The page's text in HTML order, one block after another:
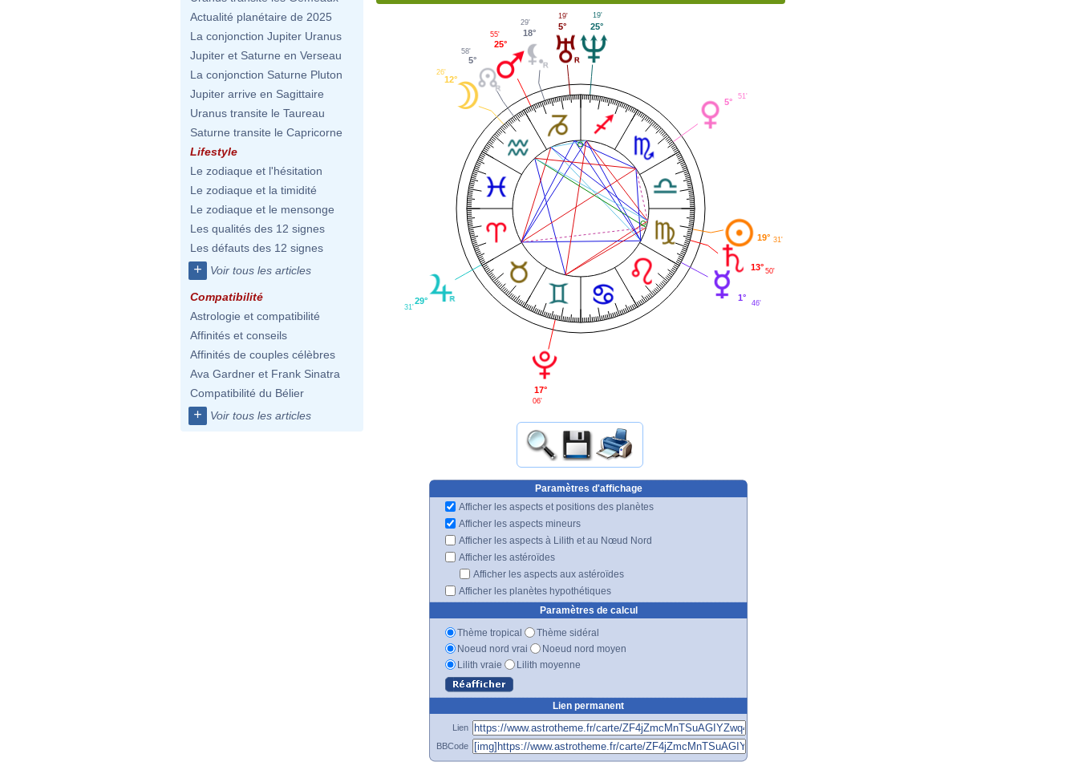
Actualité planétaire de 2025
La conjonction Jupiter Uranus
Jupiter et Saturne en Verseau
La conjonction Saturne Pluton
Jupiter arrive en Sagittaire
Uranus transite le Taureau
Saturne transite le Capricorne
Lifestyle
Le zodiaque et l'hésitation
Le zodiaque et la timidité
Le zodiaque et le mensonge
Les qualités des 12 signes
Les défauts des 12 signes
+ Voir tous les articles
Compatibilité
Astrologie et compatibilité
Affinités et conseils
Affinités de couples célèbres
Ava Gardner et Frank Sinatra
Compatibilité du Bélier
+ Voir tous les articles
5°
51'
25°
19'
5°
19'
18°
29'
25°
55'
5°
58'
12°
26'
29°
31'
17°
06'
1°
46'
13° 50'
19° 31'
Paramètres d'affichage
Afficher les aspects et positions des planètes
Afficher les aspects mineurs
Afficher les aspects à Lilith et au Nœud Nord
Afficher les astéroïdes
Afficher les aspects aux astéroïdes
Afficher les planètes hypothétiques
Paramètres de calcul
Thème tropical
Thème sidéral
Noeud nord vrai
Noeud nord moyen
Lilith vraie
Lilith moyenne
Lien permanent
Lien
BBCode